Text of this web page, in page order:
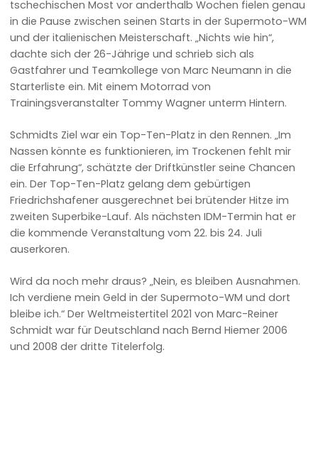
tschechischen Most vor anderthalb Wochen fielen genau
in die Pause zwischen seinen Starts in der Supermoto-WM
und der italienischen Meisterschaft. „Nichts wie hin“,
dachte sich der 26-Jährige und schrieb sich als
Gastfahrer und Teamkollege von Marc Neumann in die
Starterliste ein. Mit einem Motorrad von
Trainingsveranstalter Tommy Wagner unterm Hintern.
Schmidts Ziel war ein Top-Ten-Platz in den Rennen. „Im
Nassen könnte es funktionieren, im Trockenen fehlt mir
die Erfahrung“, schätzte der Driftkünstler seine Chancen
ein. Der Top-Ten-Platz gelang dem gebürtigen
Friedrichshafener ausgerechnet bei brütender Hitze im
zweiten Superbike-Lauf. Als nächsten IDM-Termin hat er
die kommende Veranstaltung vom 22. bis 24. Juli
auserkoren.
Wird da noch mehr draus? „Nein, es bleiben Ausnahmen.
Ich verdiene mein Geld in der Supermoto-WM und dort
bleibe ich.“ Der Weltmeistertitel 2021 von Marc-Reiner
Schmidt war für Deutschland nach Bernd Hiemer 2006
und 2008 der dritte Titelerfolg.